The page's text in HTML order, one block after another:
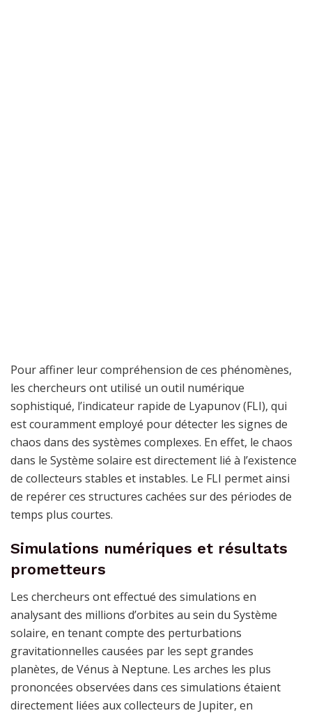
Pour affiner leur compréhension de ces phénomènes,
les chercheurs ont utilisé un outil numérique
sophistiqué, l’indicateur rapide de Lyapunov (FLI), qui
est couramment employé pour détecter les signes de
chaos dans des systèmes complexes. En effet, le chaos
dans le Système solaire est directement lié à l’existence
de collecteurs stables et instables. Le FLI permet ainsi
de repérer ces structures cachées sur des périodes de
temps plus courtes.
Simulations numériques et résultats
prometteurs
Les chercheurs ont effectué des simulations en
analysant des millions d’orbites au sein du Système
solaire, en tenant compte des perturbations
gravitationnelles causées par les sept grandes
planètes, de Vénus à Neptune. Les arches les plus
prononcées observées dans ces simulations étaient
directement liées aux collecteurs de Jupiter, en